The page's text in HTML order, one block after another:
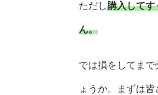
ただし購入してす
ん。
では損をしてま
ょうか。まずは